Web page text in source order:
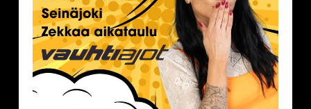
17.30
VAUHTIAJOT